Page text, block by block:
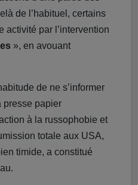
de l’habituel, certains
activité par l’intervention
», en avouant
de ne s’informer
presse papier
à la russophobie et
totale aux USA,
timide, a constitué